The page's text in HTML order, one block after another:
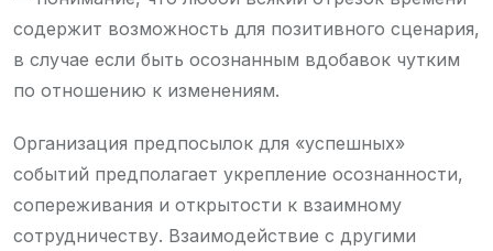
содержит возможность для позитивного сценария,
в случае если быть осознанным вдобавок чутким
по отношению к изменениям.
Организация предпосылок для «успешных»
событий предполагает укрепление осознанности,
сопереживания и открытости к взаимному
сотрудничеству. Взаимодействие с другими